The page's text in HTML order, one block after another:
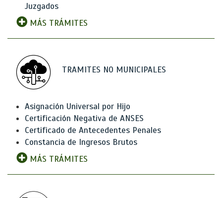
Juzgados
MÁS TRÁMITES
TRAMITES NO MUNICIPALES
Asignación Universal por Hijo
Certificación Negativa de ANSES
Certificado de Antecedentes Penales
Constancia de Ingresos Brutos
MÁS TRÁMITES